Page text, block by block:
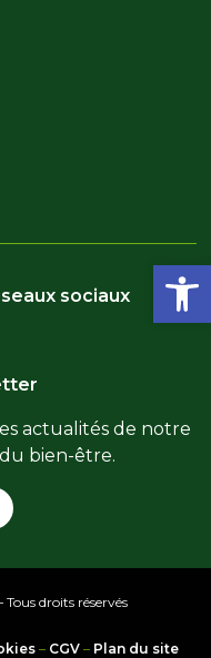
Ouvrir
sociaux
actualités de notre
bien-être.
droits réservés
– CGV– Plan du site